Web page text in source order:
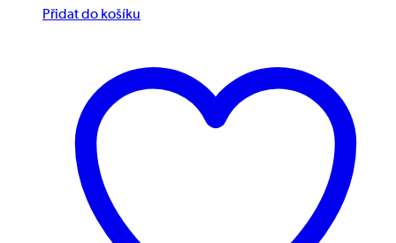
Přidat do košíku